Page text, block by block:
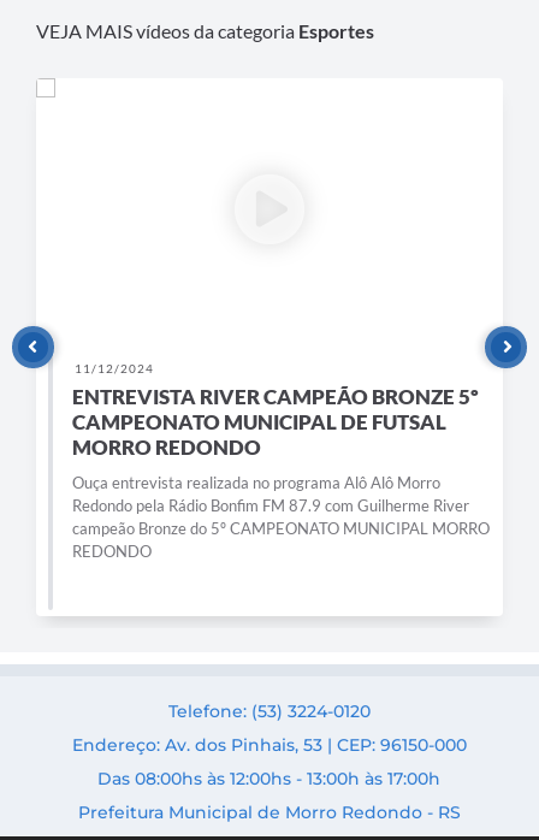
VEJA MAIS vídeos da categoria Esportes
11/12/2024
ENTREVISTA RIVER CAMPEÃO BRONZE 5º
CAMPEONATO MUNICIPAL DE FUTSAL
MORRO REDONDO
Ouça entrevista realizada no programa Alô Alô Morro
Redondo pela Rádio Bonfim FM 87.9 com Guilherme River
campeão Bronze do 5º CAMPEONATO MUNICIPAL MORRO
REDONDO
Telefone: (53) 3224-0120
Endereço: Av. dos Pinhais, 53 | CEP: 96150-000
Das 08:00hs às 12:00hs - 13:00h às 17:00h
Prefeitura Municipal de Morro Redondo - RS